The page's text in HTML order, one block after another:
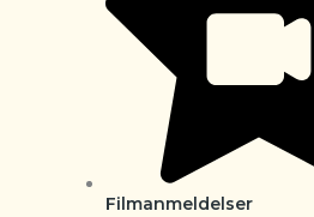
Filmanmeldelser